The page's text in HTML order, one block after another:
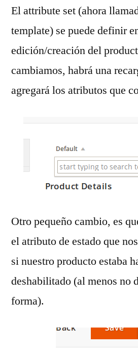
El attribute set (ahora
template) se puede definir
edición/creación del
cambiamos, habrá una
agregará los atributos que
Otro pequeño cambio, es
el atributo de estado que
si nuestro producto estaba
deshabilitado (al menos no
forma).